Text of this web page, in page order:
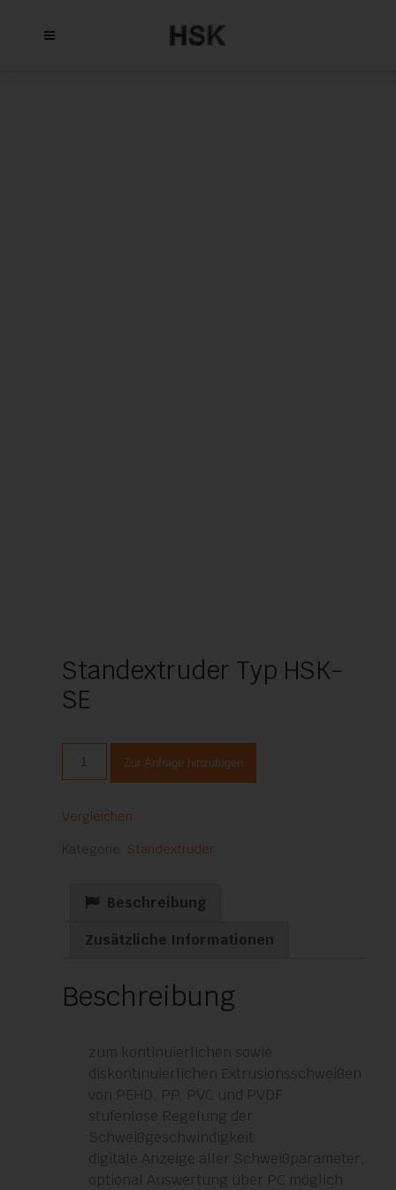
Standextruder Typ HSK-
SE
Menge
Zur Anfrage hinzufügen
Vergleichen
Kategorie: Standextruder
Beschreibung
Zusätzliche Informationen
Beschreibung
zum kontinuierlichen sowie
diskontinuierlichen Extrusionsschweißen
von PEHD, PP, PVC und PVDF
stufenlose Regelung der
Schweißgeschwindigkeit
digitale Anzeige aller Schweißparameter,
optional Auswertung über PC möglich